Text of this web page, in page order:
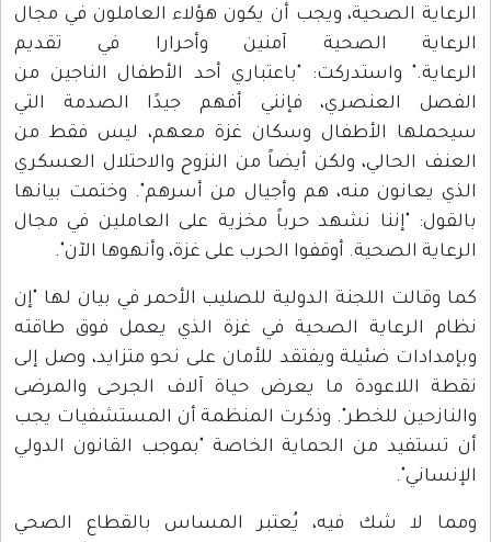
الرعاية الصحية، ويجب أن يكون هؤلاء العاملون في مجال
الرعاية الصحية آمنين وأحرارا في تقديم
الرعاية." واستدركت: "باعتباري أحد الأطفال الناجين من
الفصل العنصري، فإنني أفهم جيدًا الصدمة التي
سيحملها الأطفال وسكان غزة معهم، ليس فقط من
العنف الحالي، ولكن أيضاً من النزوح والاحتلال العسكري
الذي يعانون منه، هم وأجيال من أسرهم". وختمت بيانها
بالقول: "إننا نشهد حرباً مخزية على العاملين في مجال
الرعاية الصحية. أوقفوا الحرب على غزة، وأنهوها الآن".
كما وقالت اللجنة الدولية للصليب الأحمر في بيان لها "إن
نظام الرعاية الصحية في غزة الذي يعمل فوق طاقته
وبإمدادات ضئيلة ويفتقد للأمان على نحو متزايد، وصل إلى
نقطة اللاعودة ما يعرض حياة آلاف الجرحى والمرضى
والنازحين للخطر". وذكرت المنظمة أن المستشفيات يجب
أن تستفيد من الحماية الخاصة "بموجب القانون الدولي
الإنساني".
ومما لا شك فيه، يُعتبر المساس بالقطاع الصحي